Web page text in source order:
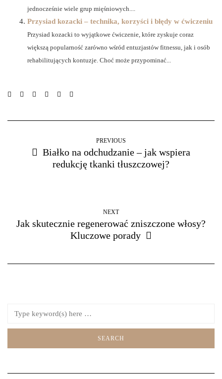
jednocześnie wiele grup mięśniowych....
Przysiad kozacki – technika, korzyści i błędy w ćwiczeniu
Przysiad kozacki to wyjątkowe ćwiczenie, które zyskuje coraz
większą popularność zarówno wśród entuzjastów fitnessu, jak i osób
rehabilitujących kontuzje. Choć może przypominać...
PREVIOUS
Białko na odchudzanie – jak wspiera
redukcję tkanki tłuszczowej?
NEXT
Jak skutecznie regenerować zniszczone włosy?
Kluczowe porady